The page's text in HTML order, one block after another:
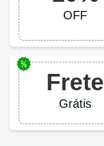
OFF
Frete
Grátis